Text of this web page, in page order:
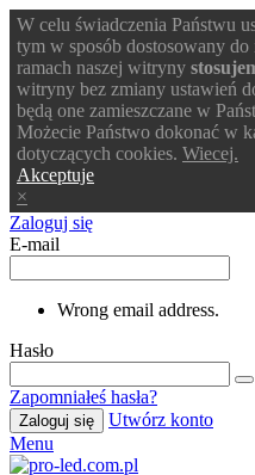
W celu świadczenia Państwu
tym w sposób dostosowany
ramach naszej witryny
witryny bez zmiany ustawień
będą one zamieszczane w
Możecie Państwo dokonać w
dotyczących cookies. Wiecej.
Akceptuje
×
Zaloguj się
E-mail
Wrong email address.
Hasło
Zapomniałeś hasła?
Zaloguj się
Utwórz konto
Menu